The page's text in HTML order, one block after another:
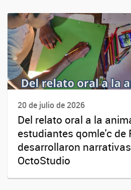
20 de julio de 2026
Del relato oral a la
estudiantes qomle'c de
desarrollaron
OctoStudio